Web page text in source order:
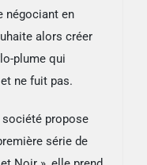
négociant en
alors créer
plume qui
ne fuit pas.
société propose
série de